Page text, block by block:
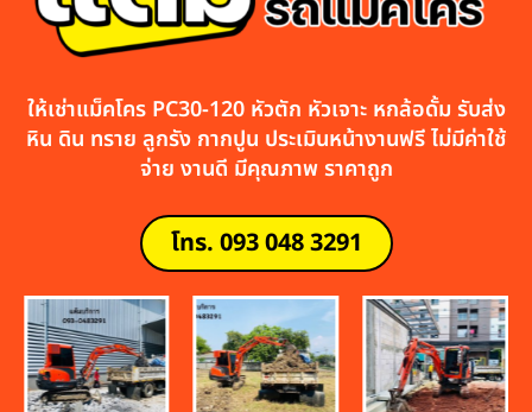
ให้เช่าแม็คโคร PC30-120 หัวตัก หัวเจาะ หกล้อดั้ม รับส่ง
หิน ดิน ทราย ลูกรัง กากปูน ประเมินหน้างานฟรี ไม่มีค่าใช้
จ่าย งานดี มีคุณภาพ ราคาถูก
โทร. 093 048 3291